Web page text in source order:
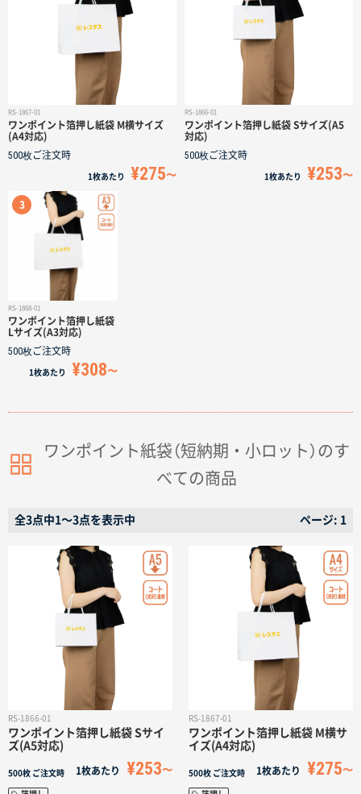
RS-1867-01
ワンポイント箔押し紙袋 M横サイズ
(A4対応)
500枚ご注文時
1枚あたり ¥275
RS-1866-01
ワンポイント箔押し紙袋 Sサイズ(A5
対応)
500枚ご注文時
1枚あたり ¥253
RS-1868-01
ワンポイント箔押し紙袋
Lサイズ(A3対応)
500枚ご注文時
1枚あたり ¥308
ワンポイント紙袋（短納期・小ロット）のす
べての商品
全3点中1〜3点を表示中 ページ: 1
RS-1866-01
ワンポイント箔押し紙袋 Sサイ
ズ(A5対応)
500枚 ご注文時 1枚あたり ¥253
RS-1867-01
ワンポイント箔押し紙袋 M横サ
イズ(A4対応)
500枚 ご注文時 1枚あたり ¥275